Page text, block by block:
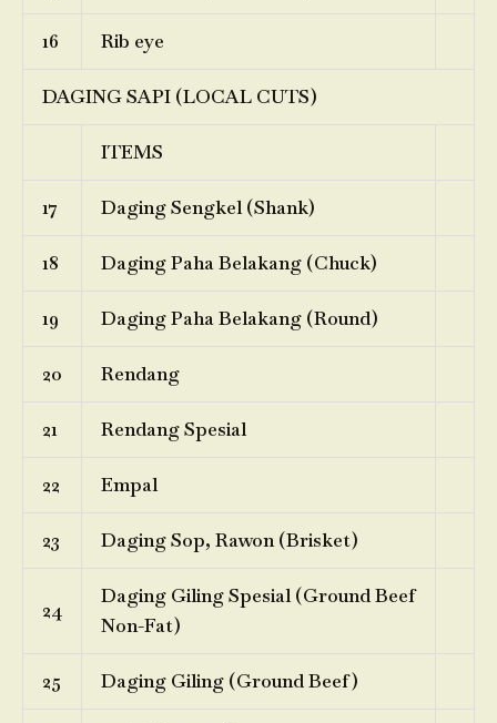
16 Rib eye
DAGING SAPI (LOCAL CUTS)
ITEMS
17 Daging Sengkel (Shank)
18 Daging Paha Belakang (Chuck)
19 Daging Paha Belakang (Round)
20 Rendang
21 Rendang Spesial
22 Empal
23 Daging Sop, Rawon (Brisket)
24
Daging Giling Spesial (Ground Beef
Non-Fat)
25 Daging Giling (Ground Beef)